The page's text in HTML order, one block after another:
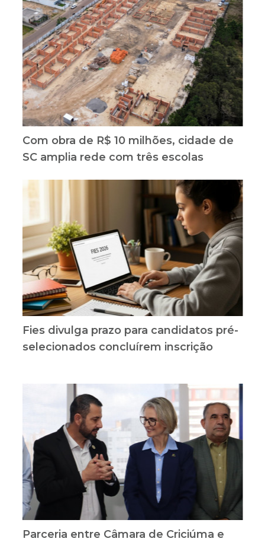
Com obra de R$ 10 milhões, cidade de
SC amplia rede com três escolas
Fies divulga prazo para candidatos pré-
selecionados concluírem inscrição
Parceria entre Câmara de Criciúma e